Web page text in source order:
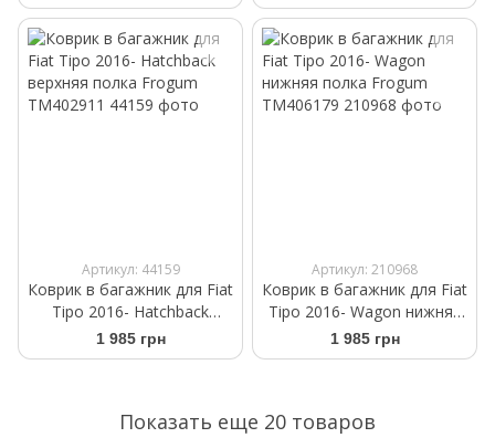
Артикул: 44159
Коврик в багажник для Fiat
Tipo 2016- Hatchback
верхняя полка Frogum
TM402911
1 985 грн
Артикул: 210968
Коврик в багажник для Fiat
Tipo 2016- Wagon нижняя
полка Frogum TM406179
1 985 грн
Показать еще 20 товаров